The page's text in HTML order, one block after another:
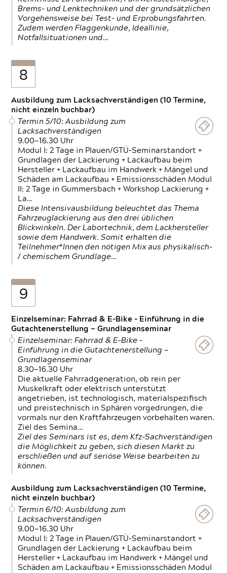
Brems- und Lenktechniken und der grundsätzlichen
Vorgehensweise bei Test- und Erprobungsfahrten.
Zudem werden Flaggenkunde, Ideallinie,
Notfallsituationen und…
8
Ausbildung zum Lacksachverständigen (10 Termine,
nicht einzeln buchbar)
Termin 5/10: Ausbildung zum
Lacksachverständigen
9.00—16.30 Uhr
Modul I: 2 Tage in Plauen/GTÜ-Seminarstandort +
Grundlagen der Lackierung + Lackaufbau beim
Hersteller + Lackaufbau im Handwerk + Mängel und
Schäden am Lackaufbau + Emissionsschäden Modul
II: 2 Tage in Gummersbach + Workshop Lackierung +
La…
Diese Intensivausbildung beleuchtet das Thema
Fahrzeuglackierung aus den drei üblichen
Blickwinkeln. Der Labortechnik, dem Lackhersteller
sowie dem Handwerk. Somit erhalten die
Teilnehmer*Innen den nötigen Mix aus physikalisch-
/ chemischem Grundlage…
9
Einzelseminar: Fahrrad & E-Bike - Einführung in die
Gutachtenerstellung — Grundlagenseminar
Einzelseminar: Fahrrad & E-Bike -
Einführung in die Gutachtenerstellung —
Grundlagenseminar
8.30—16.30 Uhr
Die aktuelle Fahrradgeneration, ob rein per
Muskelkraft oder elektrisch unterstützt
angetrieben, ist technologisch, materialspezifisch
und preistechnisch in Sphären vorgedrungen, die
vormals nur den Kraftfahrzeugen vorbehalten waren.
Ziel des Semina…
Ziel des Seminars ist es, dem Kfz-Sachverständigen
die Möglichkeit zu geben, sich diesen Markt zu
erschließen und auf seriöse Weise bearbeiten zu
können.
Ausbildung zum Lacksachverständigen (10 Termine,
nicht einzeln buchbar)
Termin 6/10: Ausbildung zum
Lacksachverständigen
9.00—16.30 Uhr
Modul I: 2 Tage in Plauen/GTÜ-Seminarstandort +
Grundlagen der Lackierung + Lackaufbau beim
Hersteller + Lackaufbau im Handwerk + Mängel und
Schäden am Lackaufbau + Emissionsschäden Modul